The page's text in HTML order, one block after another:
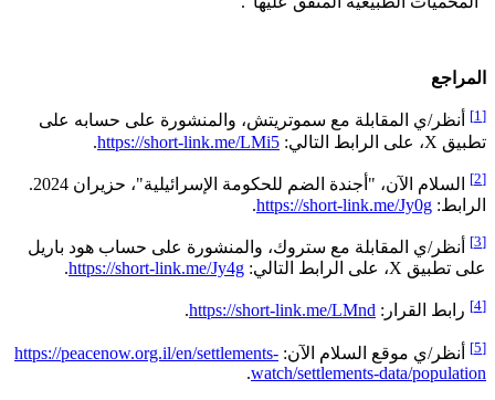
المراجع
[1]
أنظر/ي المقابلة مع سموتريتش، والمنشورة على حسابه على
تطبيق X، على الرابط التالي:
https://short-link.me/LMi5
.
[2]
السلام الآن، "أجندة الضم للحكومة الإسرائيلية"، حزيران 2024.
الرابط: https://short-link.me/Jy0g
.
[3]
أنظر/ي المقابلة مع ستروك، والمنشورة على حساب هود باريل
على تطبيق X، على الرابط التالي:
https://short-link.me/Jy4g
.
[4] رابط القرار: https://short-link.me/LMnd
.
[5] أنظر/ي موقع السلام الآن: https://peacenow.org.il/en/settlements-
watch/settlements-data/population
.